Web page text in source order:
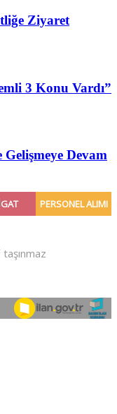
Ziyaret
3 Konu Vardı”
Devam